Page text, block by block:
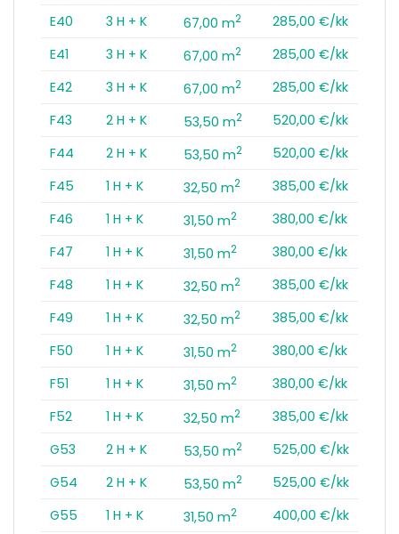
E40
3 H + K 67,00 m2
285,00 €/kk
E41
3 H + K 67,00 m2
285,00 €/kk
E42
3 H + K 67,00 m2
285,00 €/kk
F43
2 H + K 53,50 m2
520,00 €/kk
F44
2 H + K 53,50 m2
520,00 €/kk
F45
1 H + K 32,50 m2
385,00 €/kk
F46
1 H + K 31,50 m2
380,00 €/kk
F47
1 H + K 31,50 m2
380,00 €/kk
F48
1 H + K 32,50 m2
385,00 €/kk
F49
1 H + K 32,50 m2
385,00 €/kk
F50
1 H + K 31,50 m2
380,00 €/kk
F51
1 H + K 31,50 m2
380,00 €/kk
F52
1 H + K 32,50 m2
385,00 €/kk
G53
2 H + K 53,50 m2
525,00 €/kk
G54
2 H + K 53,50 m2
525,00 €/kk
G55
1 H + K 31,50 m2
400,00 €/kk